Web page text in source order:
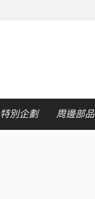
特別企劃 周邊部品